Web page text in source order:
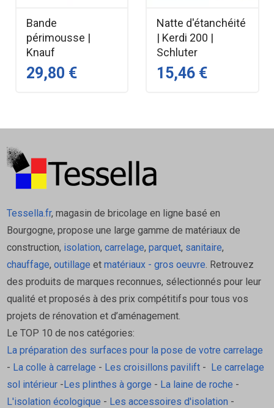
d'un hammam.
Bande BE14 : La Solution Weber
pour le Système Sous Carrelage
webersys protec
webersys protec. Cette compatibilité assure la
performance et la pérennité de l'ensemble de votre
Classe d'étanchéité : Elle répond à la
classification E3, la plus élevée, garantissant
une résistance aux agressions chimiques et
aux pressions hydrostatiques.
Mise en œuvre : Elle se pose directement sur
la couche de protection à l'eau (webersys
protec ou webersys protec Pro) pour former
une membrane continue, fiable et prête à
recevoir le carrelage.
Opter pour le système complet Weber, c'est choisir la
Bande
périmousse |
Knauf
29,80 €
Natte d'étanchéité
| Kerdi 200 |
Schluter
15,46 €
Tessella.fr, magasin de bricolage en ligne basé en
Bourgogne, propose une large gamme de matériaux de
construction, isolation, carrelage, parquet, sanitaire,
chauffage, outillage et matériaux - gros oeuvre . Retrouvez
des produits de marques reconnues, sélectionnés pour leur
qualité et proposés à des prix compétitifs pour tous vos
projets de rénovation et d’aménagement.
Le TOP 10 de nos catégories:
La préparation des surfaces pour la pose de votre carrelage
- La colle à carrelage - Les croisillons pavilift- Le carrelage
sol intérieur-Les plinthes à gorge - La laine de roche -
L'isolation écologique - Les accessoires d'isolation -